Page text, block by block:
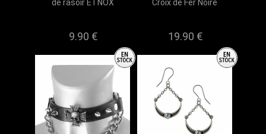
de rasoir ETNOX
9.90 €
Croix de Fer Noire
19.90 €